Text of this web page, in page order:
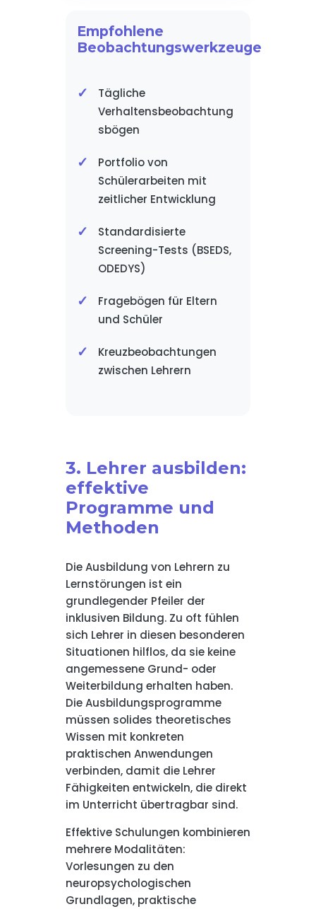
Empfohlene
Beobachtungswerkzeuge
Tägliche
Verhaltensbeobachtung
sbögen
Portfolio von
Schülerarbeiten mit
zeitlicher Entwicklung
Standardisierte
Screening-Tests (BSEDS,
ODEDYS)
Fragebögen für Eltern
und Schüler
Kreuzbeobachtungen
zwischen Lehrern
3. Lehrer ausbilden:
effektive
Programme und
Methoden
Die Ausbildung von Lehrern zu
Lernstörungen ist ein
grundlegender Pfeiler der
inklusiven Bildung. Zu oft fühlen
sich Lehrer in diesen besonderen
Situationen hilflos, da sie keine
angemessene Grund- oder
Weiterbildung erhalten haben.
Die Ausbildungsprogramme
müssen solides theoretisches
Wissen mit konkreten
praktischen Anwendungen
verbinden, damit die Lehrer
Fähigkeiten entwickeln, die direkt
im Unterricht übertragbar sind.
Effektive Schulungen kombinieren
mehrere Modalitäten:
Vorlesungen zu den
neuropsychologischen
Grundlagen, praktische